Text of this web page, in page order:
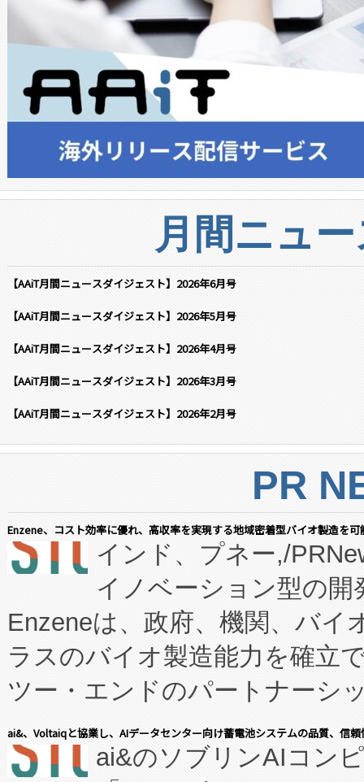
月間ニュ
【AAiT月間ニュースダイジェスト】2026年6月号
【AAiT月間ニュースダイジェスト】2026年5月号
【AAiT月間ニュースダイジェスト】2026年4月号
【AAiT月間ニュースダイジェスト】2026年3月号
【AAiT月間ニュースダイジェスト】2026年2月号
PR
Enzene、コスト効率に優れ、高収率を実現する地域密着型バイオ製造を
インド、プネー,/
イノベーション型の
Enzeneは、政府、機関、バイ
ラスのバイオ製造能力を確立
ツー・エンドのパートナーシ
表しました。 同社の実績ある
manufacturing™ (FCCM™) プ
ai&、Voltaiqと協業し、AIデータセンター向け蓄電池システムの品質、信
ai&のソブリンAIコン